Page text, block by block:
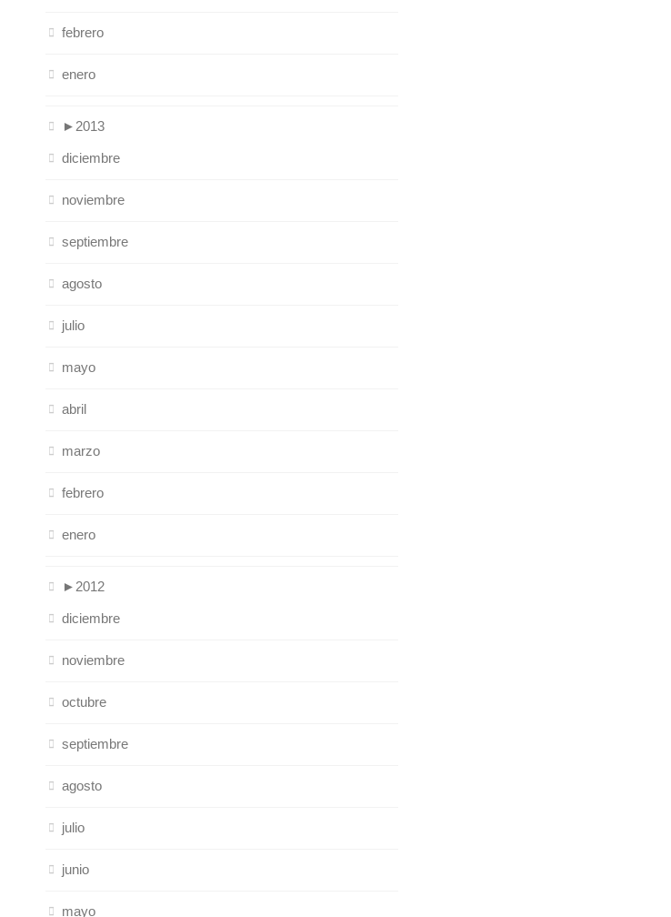
febrero
enero
► 2013
diciembre
noviembre
septiembre
agosto
julio
mayo
abril
marzo
febrero
enero
► 2012
diciembre
noviembre
octubre
septiembre
agosto
julio
junio
mayo